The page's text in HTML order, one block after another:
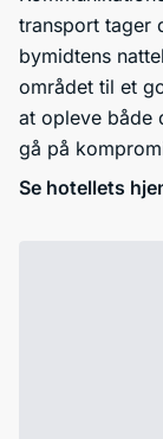
transport tager
bymidtens
området til et
at opleve både
gå på
Se hotellets